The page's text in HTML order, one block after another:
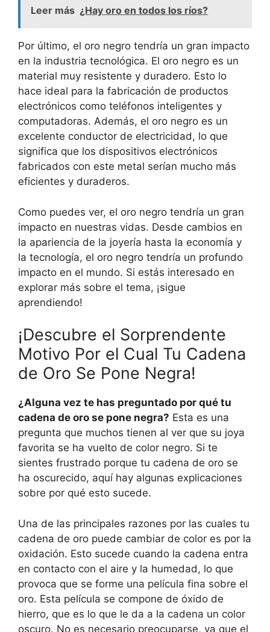
Leer más ¿Hay oro en todos los ríos?
Por último, el oro negro tendría un gran impacto
en la industria tecnológica. El oro negro es un
material muy resistente y duradero. Esto lo
hace ideal para la fabricación de productos
electrónicos como teléfonos inteligentes y
computadoras. Además, el oro negro es un
excelente conductor de electricidad, lo que
significa que los dispositivos electrónicos
fabricados con este metal serían mucho más
eficientes y duraderos.
Como puedes ver, el oro negro tendría un gran
impacto en nuestras vidas. Desde cambios en
la apariencia de la joyería hasta la economía y
la tecnología, el oro negro tendría un profundo
impacto en el mundo. Si estás interesado en
explorar más sobre el tema, ¡sigue
aprendiendo!
¡Descubre el Sorprendente
Motivo Por el Cual Tu Cadena
de Oro Se Pone Negra!
¿Alguna vez te has preguntado por qué tu
cadena de oro se pone negra? Esta es una
pregunta que muchos tienen al ver que su joya
favorita se ha vuelto de color negro. Si te
sientes frustrado porque tu cadena de oro se
ha oscurecido, aquí hay algunas explicaciones
sobre por qué esto sucede.
Una de las principales razones por las cuales tu
cadena de oro puede cambiar de color es por la
oxidación. Esto sucede cuando la cadena entra
en contacto con el aire y la humedad, lo que
provoca que se forme una película fina sobre el
oro. Esta película se compone de óxido de
hierro, que es lo que le da a la cadena un color
oscuro. No es necesario preocuparse, ya que el